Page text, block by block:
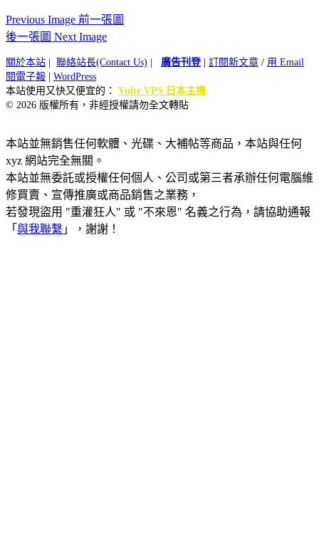
Previous Image 前一張圖
後一張圖 Next Image
關於本站 聯絡站長(Contact Us) 廣告刊登| 訂閱新文章 / 用 Email
閱電子報
WordPress
本站使用又快又便宜的： Vultr VPS 日本主機
© 2026 版權所有，非經授權請勿全文轉貼
本站並無銷售任何軟體、光碟、大補帖等商品，本站與任何
xyz 網站完全無關。
本站並無委託或授權任何個人、公司或第三者承辦任何電腦維
修買賣、宣傳推廣或商品銷售之業務，
若發現盜用 "重灌狂人" 或 "不來恩" 名義之行為，請協助通報
「 與我聯繫 」，謝謝！